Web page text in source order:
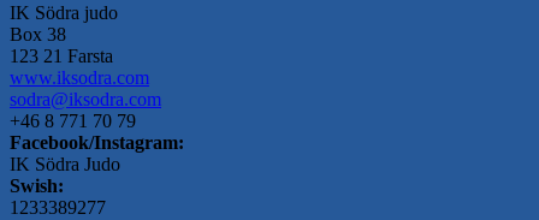
IK Södra judo
Box 38
123 21 Farsta
www.iksodra.com
sodra@iksodra.com
+46 8 771 70 79
Facebook/Instagram:
IK Södra Judo
Swish:
1233389277